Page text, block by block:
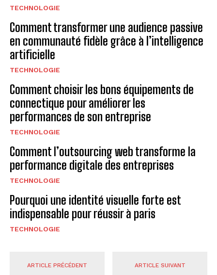
TECHNOLOGIE
Comment transformer une audience passive
en communauté fidèle grâce à l’intelligence
artificielle
TECHNOLOGIE
Comment choisir les bons équipements de
connectique pour améliorer les
performances de son entreprise
TECHNOLOGIE
Comment l’outsourcing web transforme la
performance digitale des entreprises
TECHNOLOGIE
Pourquoi une identité visuelle forte est
indispensable pour réussir à paris
TECHNOLOGIE
ARTICLE PRÉCÉDENT ARTICLE SUIVANT